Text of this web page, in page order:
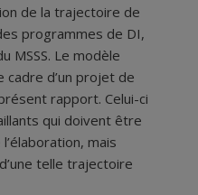
de la trajectoire de
programmes de DI,
MSSS. Le modèle
cadre d’un projet de
rapport. Celui-ci
qui doivent être
mais
telle trajectoire